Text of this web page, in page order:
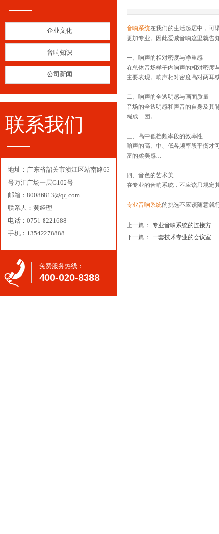
音响系统在我们的生活起居中，可
更加专业。因此爱威音响这里就告
一、响声的相对密度与净重感
在总体音场样子内响声的相对密度
主要表现。响声相对密度高对两耳
二、响声的全透明感与画面质量
音场的全透明感和声音的自身及其
糊成一团。
三、高中低档频率段的效率性
响声的高、中、低各频率段平衡才
富的柔美感…
四、音色的艺术美
在专业的音响系统，不应该只规定
专业音响系统的挑选不应该随意就
上一篇：
专业音响系统的连接方
下一篇：
一套技术专业的会议室
企业文化
音响知识
公司新闻
联系我们
地址： 广东省韶关市浈江区站南路63
号万汇广场一层G102号
邮箱：80086813@qq.com
联系人：黄经理
电话：0751-8221688
手机：13542278888
免费服务热线：
400-020-8388